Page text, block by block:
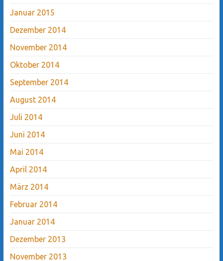
Januar 2015
Dezember 2014
November 2014
Oktober 2014
September 2014
August 2014
Juli 2014
Juni 2014
Mai 2014
April 2014
März 2014
Februar 2014
Januar 2014
Dezember 2013
November 2013